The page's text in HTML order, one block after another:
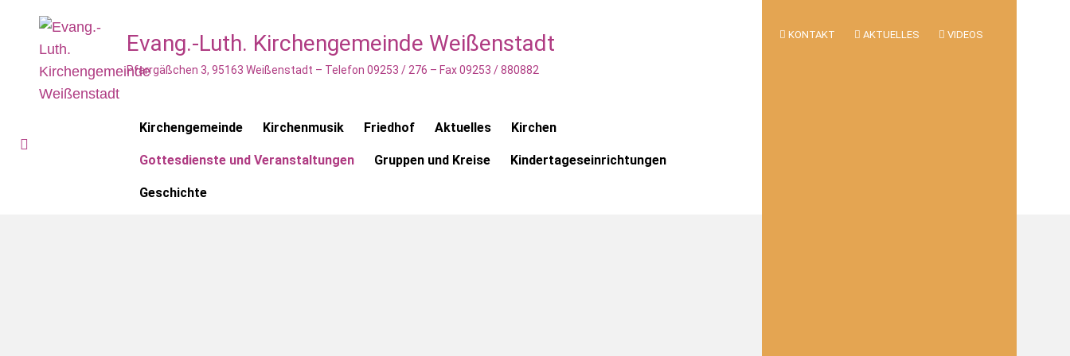
Evang.-Luth. Kirchengemeinde Weißenstadt
Pfarrgäßchen 3, 95163 Weißenstadt – Telefon 09253 / 276 – Fax 09253 / 880882
KONTAKT AKTUELLES VIDEOS
Kirchengemeinde Kirchenmusik Friedhof Aktuelles Kirchen
Gottesdienste und Veranstaltungen Gruppen und Kreise Kindertageseinrichtungen
Geschichte